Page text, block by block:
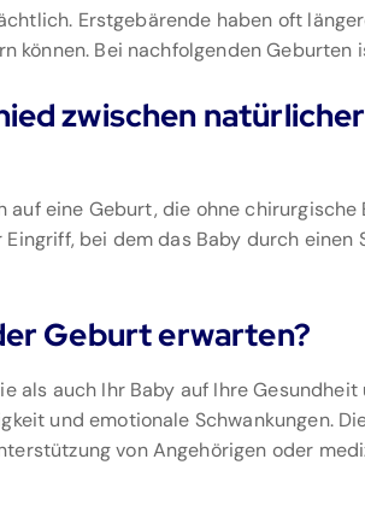
Erstgebärende haben oft
können. Bei nachfolgenden Geburten
zwischen
auf eine Geburt, die ohne
bei dem das Baby durch einen
Geburt erwarten?
als auch Ihr Baby auf Ihre
und emotionale Schwankungen.
von Angehörigen oder